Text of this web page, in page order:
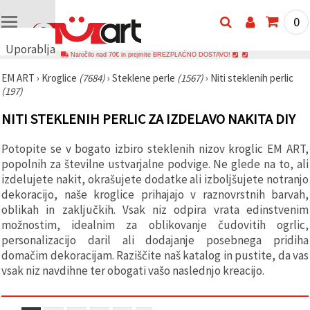
Uporabljamo
🍪
Uporabljamo
podobne
tehnologije,
zagotovimo
pravilno
delovanje
spletnega
mesta,
izboljšamo
vašo
uporabniško
izkušnjo ter
z vašim
soglasjem
analiziramo
prikazujemo
0
Naročilo nad 70€ in prejmite BREZPLAČNO DOSTAVO!
EM ART › Kroglice (7684)› Steklene perle (1567)› Niti steklenih perlic
(197)
NITI STEKLENIH PERLIC ZA IZDELAVO NAKITA DIY
Potopite se v bogato izbiro steklenih nizov kroglic EM ART,
popolnih za številne ustvarjalne podvige. Ne glede na to, ali
izdelujete nakit, okrašujete dodatke ali izboljšujete notranjo
dekoracijo, naše kroglice prihajajo v raznovrstnih barvah,
oblikah in zaključkih. Vsak niz odpira vrata edinstvenim
možnostim, idealnim za oblikovanje čudovitih ogrlic,
personalizacijo daril ali dodajanje posebnega pridiha
domačim dekoracijam. Raziščite naš katalog in pustite, da vas
vsak niz navdihne ter obogati vašo naslednjo kreacijo.